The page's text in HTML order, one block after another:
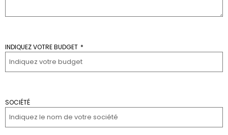
INDIQUEZ VOTRE BUDGET
SOCIÉTÉ